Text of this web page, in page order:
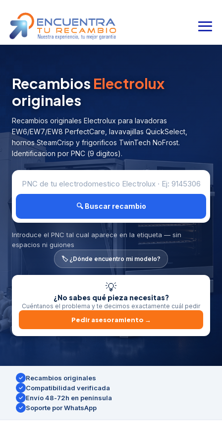
Recambios Electrolux
originales
Recambios originales Electrolux para lavadoras
EW6/EW7/EW8 PerfectCare, lavavajillas QuickSelect,
hornos SteamCrisp y frigorificos TwinTech NoFrost.
Identificacion por PNC (9 digitos).
🔍 Buscar recambio
Introduce el PNC tal cual aparece en la etiqueta — sin
espacios ni guiones
🏷️ ¿Dónde encuentro mi modelo?
💡
¿No sabes qué pieza necesitas?
Cuéntanos el problema y te decimos exactamente cuál pedir
Pedir asesoramiento →
✓ Recambios originales
✓ Compatibilidad verificada
✓ Envío 48-72h en península
✓ Soporte por WhatsApp